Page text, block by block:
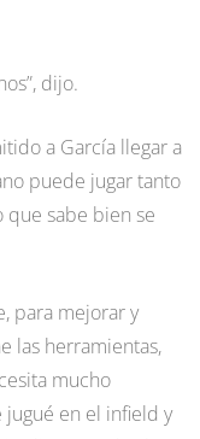
dijo.
a García llegar a
puede jugar tanto
que sabe bien se
para mejorar y
las herramientas,
mucho
jugué en el infield y